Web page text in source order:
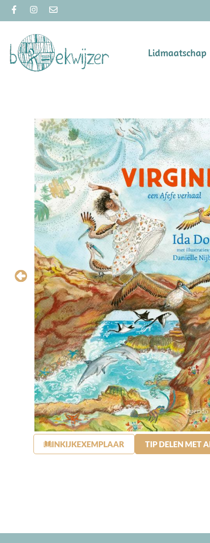
Lidmaatschap
INKIJKEXEMPLAAR TIP DELEN MET